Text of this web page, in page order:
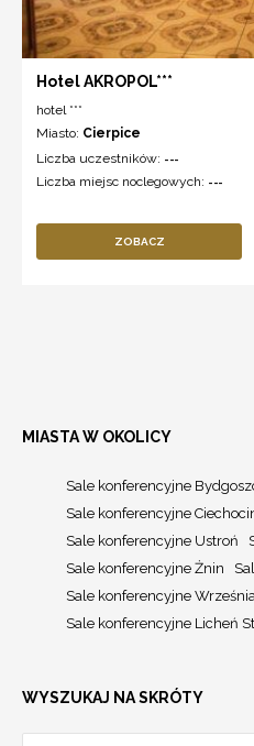
Hotel AKROPOL***
hotel ***
Miasto: Cierpice
Liczba uczestników: ---
Liczba miejsc noclegowych: ---
ZOBACZ
MIASTA W OKOLICY
Sale konferencyjne
Sale konferencyjne
Sale konferencyjne Ustroń
Sale konferencyjne Żnin
Sale konferencyjne
Sale konferencyjne Licheń
WYSZUKAJ NA SKRÓTY